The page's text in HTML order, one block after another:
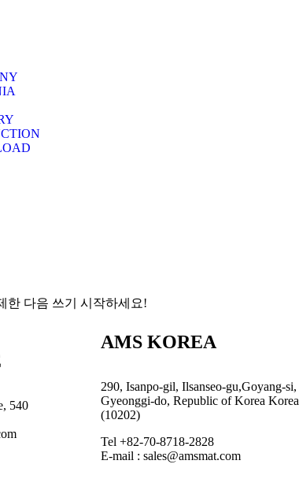
한 다음 쓰기 시작하세요!
540
AMS KOREA
290, Isanpo-gil, Ilsanseo-gu,Goyang-si,
Gyeonggi-do, Republic of Korea Korea
(10202)
Tel +82-70-8718-2828
E-mail : sales@amsmat.com